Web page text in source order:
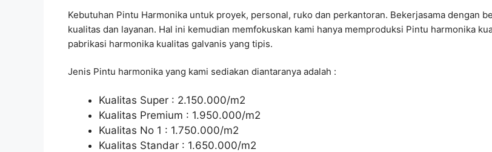
Kebutuhan Pintu Harmonika untuk proyek, personal, ruko dan perkantoran. Bekerjasama dengan
kualitas dan layanan. Hal ini kemudian memfokuskan kami hanya memproduksi Pintu harmonika
pabrikasi harmonika kualitas galvanis yang tipis.
Jenis Pintu harmonika yang kami sediakan diantaranya adalah :
Kualitas Super : 2.150.000/m2
Kualitas Premium : 1.950.000/m2
Kualitas No 1 : 1.750.000/m2
Kualitas Standar : 1.650.000/m2